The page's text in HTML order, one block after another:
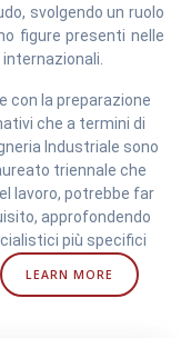
svolgendo un ruolo
figure presenti nelle
con la preparazione
che a termini di
Industriale sono
triennale che
lavoro, potrebbe far
approfondendo
più specifici
LEARN MORE